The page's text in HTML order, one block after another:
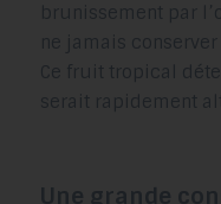
brunissement par
ne jamais
Ce fruit tropical
serait rapidement
Une grande